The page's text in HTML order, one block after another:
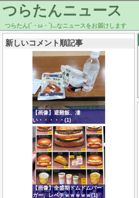
つらたんニュース
つらたん(´・ω・`)...なニュースをお届けします
新しいコメント順記事
【画像】避難飯、凄
い・・・・・(1)
【画像】全盛期ドムドムバー
ガー、レベチｗｗｗｗｗ(1)